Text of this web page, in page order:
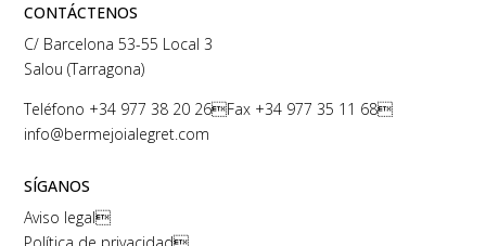
CONTÁCTENOS
C/ Barcelona 53-55 Local 3
Salou (Tarragona)
Teléfono +34 977 38 20 26Fax +34 977 35 11 68
info@bermejoialegret.com
SÍGANOS
Aviso legal